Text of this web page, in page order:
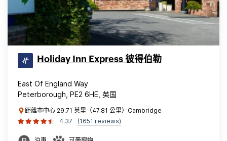
Holiday Inn Express 彼得伯勒
East Of England Way
Peterborough, PE2 6HE, 英国
距離市中心 29.71 英里（47.81 公里）Cambridge
4.37
(1651 reviews)